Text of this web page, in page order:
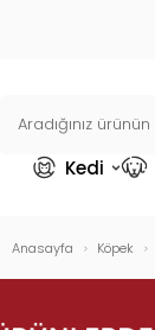
Kedi
Anasayfa Köpek